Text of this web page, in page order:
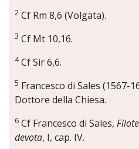
2 Cf Rm 8,6 (Volgata).
3 Cf Mt 10,16.
4Cf Sir 6,6.
5 Francesco di Sales (1567-
Dottore della Chiesa.
6 Cf Francesco di Sales,
devota, I, cap. IV.